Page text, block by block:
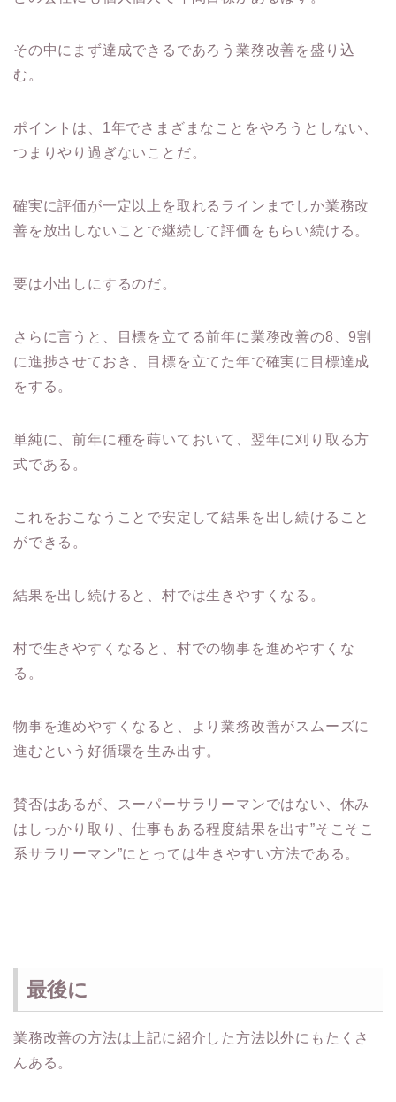
その中にまず達成できるであろう業務改善を盛り込
む。
ポイントは、1年でさまざまなことをやろうとしない、
つまりやり過ぎないことだ。
確実に評価が一定以上を取れるラインまでしか業務改
善を放出しないことで継続して評価をもらい続ける。
要は小出しにするのだ。
さらに言うと、目標を立てる前年に業務改善の8、9割
に進捗させておき、目標を立てた年で確実に目標達成
をする。
単純に、前年に種を蒔いておいて、翌年に刈り取る方
式である。
これをおこなうことで安定して結果を出し続けること
ができる。
結果を出し続けると、村では生きやすくなる。
村で生きやすくなると、村での物事を進めやすくな
る。
物事を進めやすくなると、より業務改善がスムーズに
進むという好循環を生み出す。
賛否はあるが、スーパーサラリーマンではない、休み
はしっかり取り、仕事もある程度結果を出す”そこそこ
系サラリーマン”にとっては生きやすい方法である。
最後に
業務改善の方法は上記に紹介した方法以外にもたくさ
んある。